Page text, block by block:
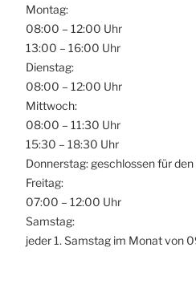
Montag:
08:00 – 12:00 Uhr
13:00 – 16:00 Uhr
Dienstag:
08:00 – 12:00 Uhr
Mittwoch:
08:00 – 11:30 Uhr
15:30 – 18:30 Uhr
Donnerstag: geschlossen für
Freitag:
07:00 – 12:00 Uhr
Samstag:
jeder 1. Samstag im Monat von